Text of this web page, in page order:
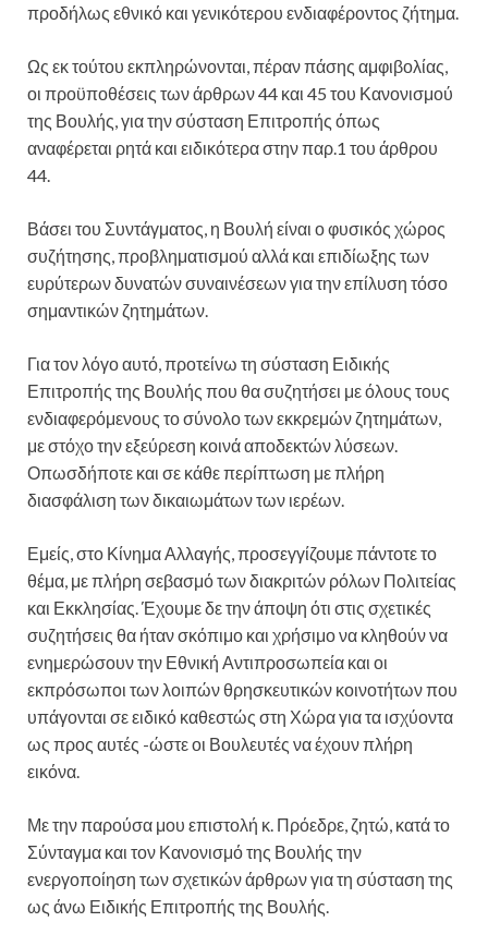
προδήλως εθνικό και γενικότερου ενδιαφέροντος ζήτημα.
Ως εκ τούτου εκπληρώνονται, πέραν πάσης αμφιβολίας,
οι προϋποθέσεις των άρθρων 44 και 45 του Κανονισμού
της Βουλής, για την σύσταση Επιτροπής όπως
αναφέρεται ρητά και ειδικότερα στην παρ.1 του άρθρου
44.
Βάσει του Συντάγματος, η Βουλή είναι ο φυσικός χώρος
συζήτησης, προβληματισμού αλλά και επιδίωξης των
ευρύτερων δυνατών συναινέσεων για την επίλυση τόσο
σημαντικών ζητημάτων.
Για τον λόγο αυτό, προτείνω τη σύσταση Ειδικής
Επιτροπής της Βουλής που θα συζητήσει με όλους τους
ενδιαφερόμενους το σύνολο των εκκρεμών ζητημάτων,
με στόχο την εξεύρεση κοινά αποδεκτών λύσεων.
Οπωσδήποτε και σε κάθε περίπτωση με πλήρη
διασφάλιση των δικαιωμάτων των ιερέων.
Εμείς, στο Κίνημα Αλλαγής, προσεγγίζουμε πάντοτε το
θέμα, με πλήρη σεβασμό των διακριτών ρόλων Πολιτείας
και Εκκλησίας. Έχουμε δε την άποψη ότι στις σχετικές
συζητήσεις θα ήταν σκόπιμο και χρήσιμο να κληθούν να
ενημερώσουν την Εθνική Αντιπροσωπεία και οι
εκπρόσωποι των λοιπών θρησκευτικών κοινοτήτων που
υπάγονται σε ειδικό καθεστώς στη Χώρα για τα ισχύοντα
ως προς αυτές -ώστε οι Βουλευτές να έχουν πλήρη
εικόνα.
Με την παρούσα μου επιστολή κ. Πρόεδρε, ζητώ, κατά το
Σύνταγμα και τον Κανονισμό της Βουλής την
ενεργοποίηση των σχετικών άρθρων για τη σύσταση της
ως άνω Ειδικής Επιτροπής της Βουλής.